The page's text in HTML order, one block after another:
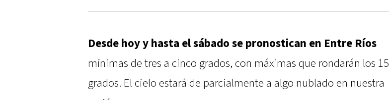
Desde hoy y hasta el sábado se pronostican en Entre Ríos
mínimas de tres a cinco grados, con máximas que rondarán los 15
grados. El cielo estará de parcialmente a algo nublado en nuestra